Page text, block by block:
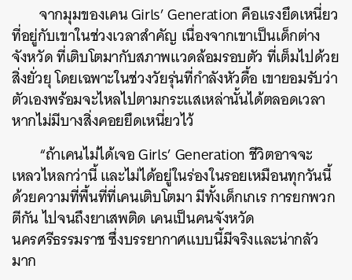
จากมุมของเคน Girls’ Generation คือแรงยึดเหนี่ยว
ที่อยู่กับเขาในช่วงเวลาสำคัญ เนื่องจากเขาเป็นเด็กต่าง
จังหวัด ที่เติบโตมากับสภาพแวดล้อมรอบตัว ที่เต็มไปด้วย
สิ่งยั่วยุ โดยเฉพาะในช่วงวัยรุ่นที่กำลังหัวดื้อ เขายอมรับว่า
ตัวเองพร้อมจะไหลไปตามกระแสเหล่านั้นได้ตลอดเวลา
หากไม่มีบางสิ่งคอยยึดเหนี่ยวไว้
“ถ้าเคนไม่ได้เจอ Girls’ Generation ชีวิตอาจจะ
เหลวไหลกว่านี้ และไม่ได้อยู่ในร่องในรอยเหมือนทุกวันนี้
ด้วยความที่พื้นที่ที่เคนเติบโตมา มีทั้งเด็กเกเร การยกพวก
ตีกัน ไปจนถึงยาเสพติด เคนเป็นคนจังหวัด
นครศรีธรรมราช ซึ่งบรรยากาศแบบนี้มีจริงและน่ากลัว
มาก